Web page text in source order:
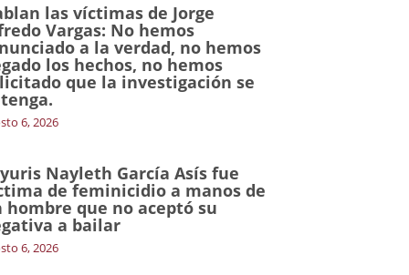
las víctimas de Jorge
Vargas: No hemos
a la verdad, no hemos
los hechos, no hemos
que la investigación se
6, 2026
Nayleth García Asís fue
de feminicidio a manos de
hombre que no aceptó su
a bailar
6, 2026